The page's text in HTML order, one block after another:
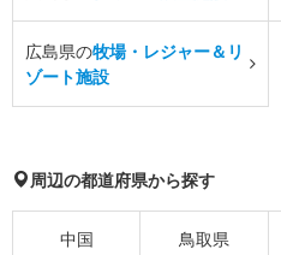
広島県の牧場・レジャー＆リ
ゾート施設
周辺の都道府県から探す
中国 鳥取県